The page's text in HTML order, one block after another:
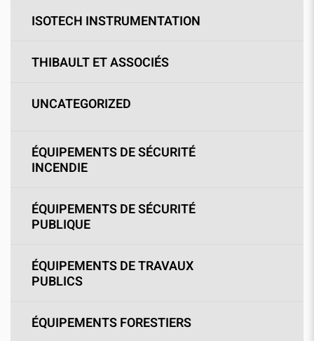
ISOTECH INSTRUMENTATION
THIBAULT ET ASSOCIÉS
UNCATEGORIZED
ÉQUIPEMENTS DE SÉCURITÉ
INCENDIE
ÉQUIPEMENTS DE SÉCURITÉ
PUBLIQUE
ÉQUIPEMENTS DE TRAVAUX
PUBLICS
ÉQUIPEMENTS FORESTIERS